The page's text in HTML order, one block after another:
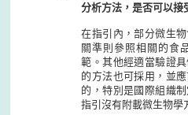
分析方法，是否可以接
在指引內，部分微生
關準則參照相關的食
範。其他經適當驗證
的方法也可採用，並
的，特別是國際組織
指引沒有附載微生物學